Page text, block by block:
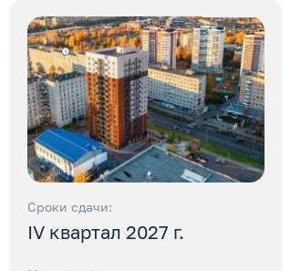
Сроки сдачи:
IV квартал 2027 г.